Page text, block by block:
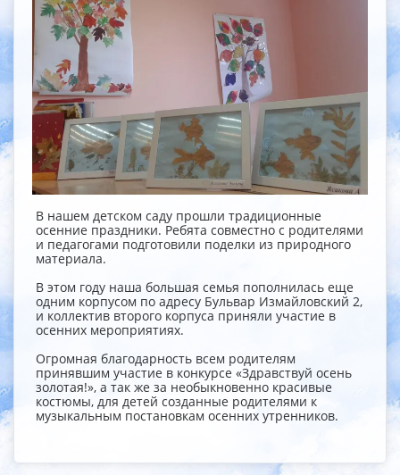
В нашем детском саду прошли традиционные
осенние праздники. Ребята совместно с родителями
и педагогами подготовили поделки из природного
материала.
В этом году наша большая семья пополнилась еще
одним корпусом по адресу Бульвар Измайловский 2,
и коллектив второго корпуса приняли участие в
осенних мероприятиях.
Огромная благодарность всем родителям
принявшим участие в конкурсе «Здравствуй осень
золотая!», а так же за необыкновенно красивые
костюмы, для детей созданные родителями к
музыкальным постановкам осенних утренников.